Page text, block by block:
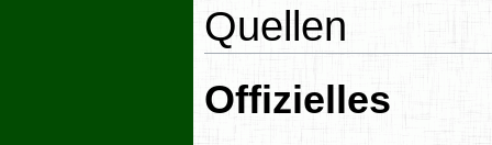
Quellen
Offizielles